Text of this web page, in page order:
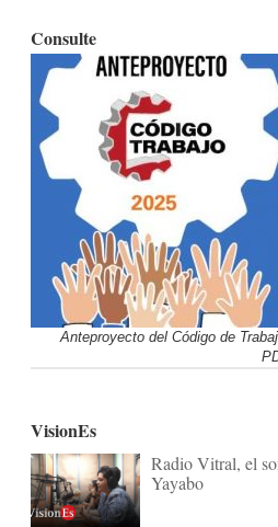
Consulte
Anteproyecto del Código de
VisionEs
Radio Vitral, el
Yayabo